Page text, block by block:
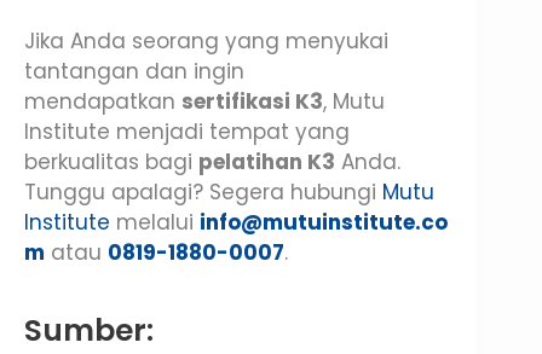
Jika Anda seorang yang menyukai
tantangan dan ingin
mendapatkan sertifikasi K3, Mutu
Institute menjadi tempat yang
berkualitas bagi pelatihan K3 Anda.
Tunggu apalagi? Segera hubungi Mutu
Institute melalui info@mutuinstitute.co
m atau 0819-1880-0007.
Sumber: